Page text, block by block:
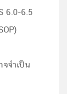
6.0-6.5
จำเป็น